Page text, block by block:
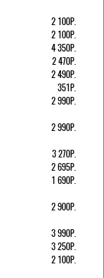
2 100Р.
2 100Р.
4 350Р.
2 470Р.
2 490Р.
351Р.
2 990Р.
2 990Р.
3 270Р.
2 695Р.
1 690Р.
2 900Р.
3 990Р.
3 250Р.
2 100Р.